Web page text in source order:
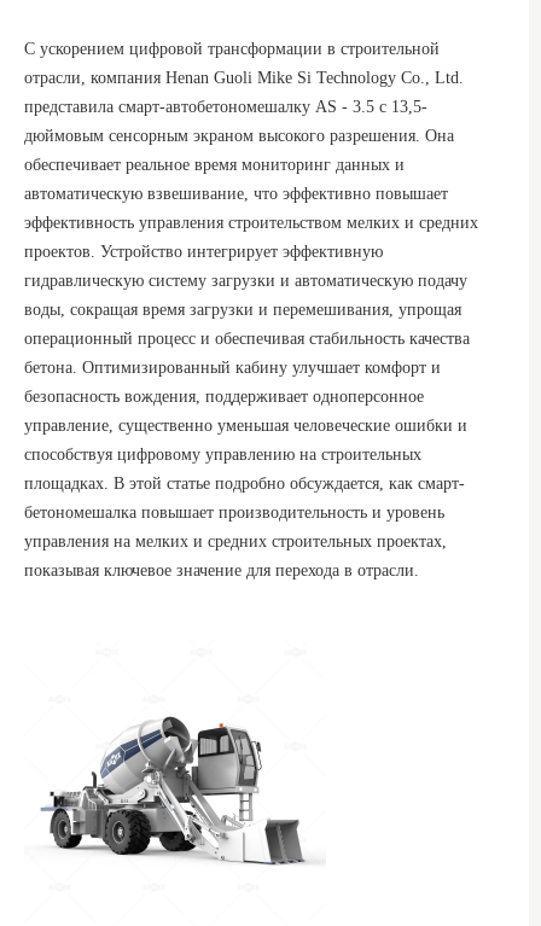
С ускорением цифровой трансформации в строительной
отрасли, компания Henan Guoli Mike Si Technology Co., Ltd.
представила смарт-автобетономешалку AS - 3.5 с 13,5-
дюймовым сенсорным экраном высокого разрешения. Она
обеспечивает реальное время мониторинг данных и
автоматическую взвешивание, что эффективно повышает
эффективность управления строительством мелких и средних
проектов. Устройство интегрирует эффективную
гидравлическую систему загрузки и автоматическую подачу
воды, сокращая время загрузки и перемешивания, упрощая
операционный процесс и обеспечивая стабильность качества
бетона. Оптимизированный кабину улучшает комфорт и
безопасность вождения, поддерживает одноперсонное
управление, существенно уменьшая человеческие ошибки и
способствуя цифровому управлению на строительных
площадках. В этой статье подробно обсуждается, как смарт-
бетономешалка повышает производительность и уровень
управления на мелких и средних строительных проектах,
показывая ключевое значение для перехода в отрасли.